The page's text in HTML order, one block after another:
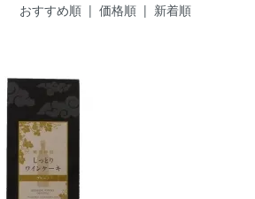
おすすめ順 | 価格順 | 新着順